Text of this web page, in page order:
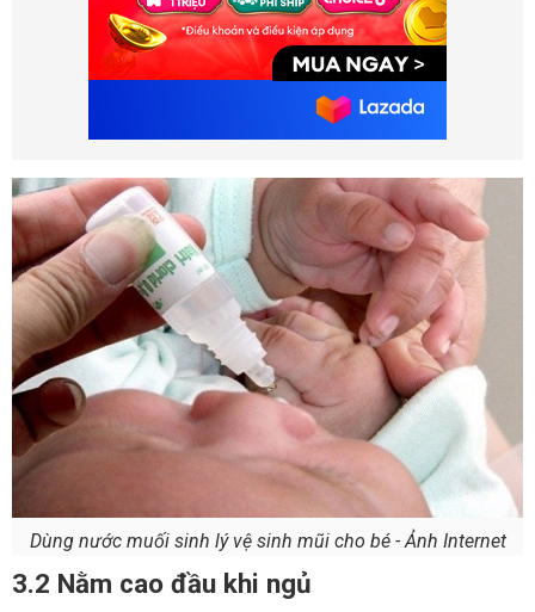
Dùng nước muối sinh lý vệ sinh mũi cho bé - Ảnh Internet
3.2 Nằm cao đầu khi ngủ